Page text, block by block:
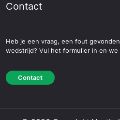
Contact
Heb je een vraag, een fout
wedstrijd? Vul het formulier in en
Contact